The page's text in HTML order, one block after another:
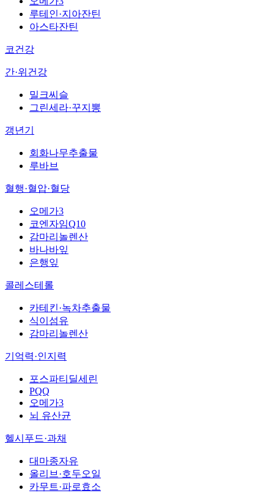
루테인·지아잔틴
아스타잔틴
코건강
간·위건강
밀크씨슬
그린세라·꾸지뽕
갱년기
회화나무추출물
루바브
혈행·혈압·혈당
오메가3
코엔자임Q10
감마리놀렌산
바나바잎
은행잎
콜레스테롤
카테킨·녹차추출물
식이섬유
감마리놀렌산
기억력·인지력
포스파티딜세린
PQQ
오메가3
뇌 유산균
헬시푸드·과채
대마종자유
올리브·호두오일
카무트·파로효소